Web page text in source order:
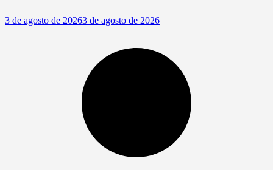
3 de agosto de 20263 de agosto de 2026